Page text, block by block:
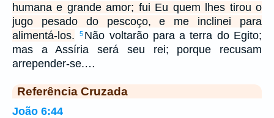
humana e grande amor; fui Eu quem lhes tirou o
jugo pesado do pescoço, e me inclinei para
alimentá-los.
5 Não voltarão para a terra do Egito;
mas a Assíria será seu rei; porque recusam
arrepender-se.…
Referência Cruzada
João 6:44